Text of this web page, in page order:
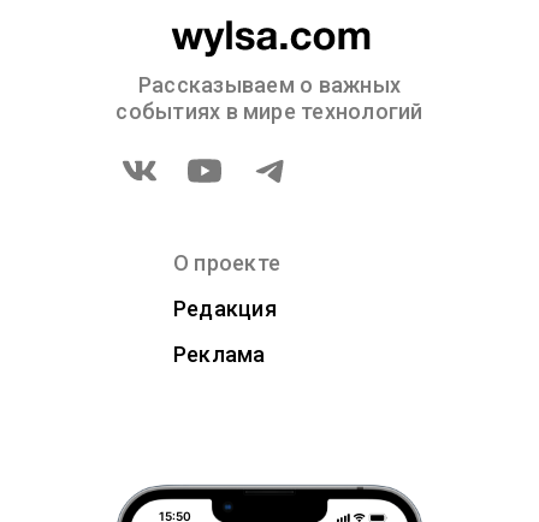
Рассказываем о важных
событиях в мире технологий
О проекте
Редакция
Реклама
15:50